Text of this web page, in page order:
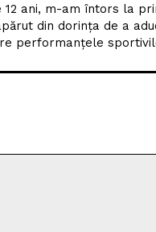
ani, m-am întors la
din dorința de a
performanțele